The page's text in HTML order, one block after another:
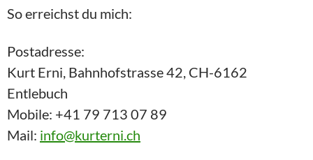
So erreichst du mich:
Postadresse:
Kurt Erni, Bahnhofstrasse 42, CH-6162
Entlebuch
Mobile: +41 79 713 07 89
Mail: info@kurterni.ch